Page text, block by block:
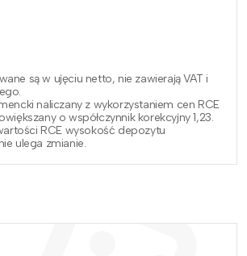
są w ujęciu netto, nie zawierają VAT i
naliczany z wykorzystaniem cen RCE
o współczynnik korekcyjny 1,23.
RCE wysokość depozytu
ulega zmianie.